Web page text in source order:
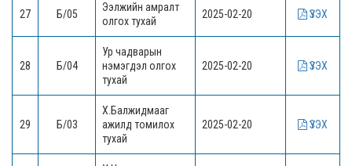
27 Б/05
Ээлжийн амралт
олгох тухай
2025-02-20 ҮЗЭХ
28 Б/04
Ур чадварын
нэмэгдэл олгох
тухай
2025-02-20 ҮЗЭХ
29 Б/03
Х.Балжидмааг
ажилд томилох
тухай
2025-02-20 ҮЗЭХ